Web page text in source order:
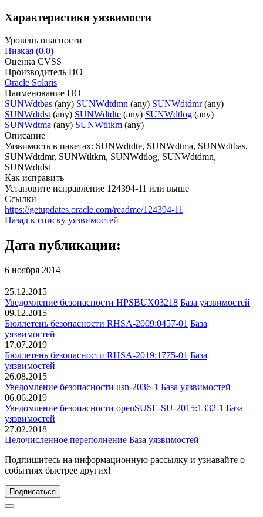
Характеристики уязвимости
Уровень опасности
Низкая (0.0)
Оценка CVSS
Производитель ПО
Oracle Solaris
Наименование ПО
SUNWdtbas (any) SUNWdtdmn (any) SUNWdtdmr(any)
SUNWdtdst (any) SUNWdtdte (any) SUNWdtlog (any)
SUNWdtma (any) SUNWtltkm (any)
Описание
Уязвимость в пакетах: SUNWdtdte, SUNWdtma, SUNWdtbas,
SUNWdtdmr, SUNWtltkm, SUNWdtlog, SUNWdtdmn,
SUNWdtdst
Как исправить
Установите исправление 124394-11 или выше
Ссылки
https://getupdates.oracle.com/readme/124394-11
Назад к списку уязвимостей
Дата публикации:
6 ноября 2014
25.12.2015
Уведомление безопасности HPSBUX03218 База уязвимостей
09.12.2015
Бюллетень безопасности RHSA-2009:0457-01 База
уязвимостей
17.07.2019
Бюллетень безопасности RHSA-2019:1775-01 База
уязвимостей
26.08.2015
Уведомление безопасности usn-2036-1 База уязвимостей
06.06.2019
Уведомление безопасности openSUSE-SU-2015:1332-1 База
уязвимостей
27.02.2018
Целочисленное переполнение База уязвимостей
Подпишитесь на информационную рассылку и узнавайте о
событиях быстрее других!
Подписаться